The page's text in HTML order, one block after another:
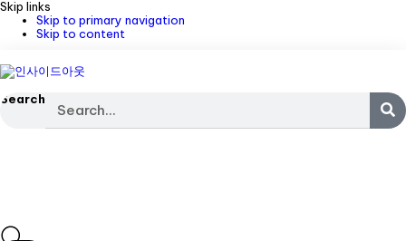
Skip links
Skip to primary navigation
Skip to content
Search